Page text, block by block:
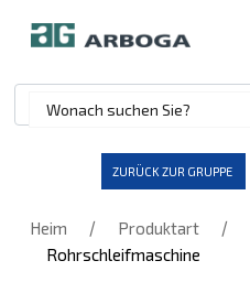
ZURÜCK ZUR GRUPPE
Heim / Produktart /
Rohrschleifmaschine